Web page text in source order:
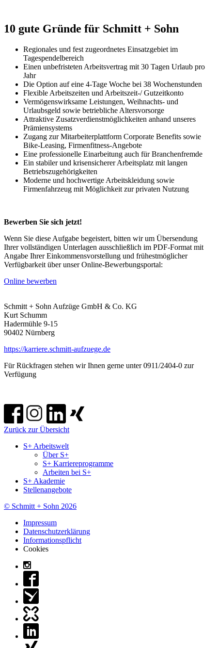
10 gute Gründe für Schmitt + Sohn
Regionales und fest zugeordnetes Einsatzgebiet im
Tagespendelbereich
Einen unbefristeten Arbeitsvertrag mit 30 Tagen Urlaub pro
Jahr
Die Option auf eine 4-Tage Woche bei 38 Wochenstunden
Flexible Arbeitszeiten und Arbeitszeit-/ Gutzeitkonto
Vermögenswirksame Leistungen, Weihnachts- und
Urlaubsgeld sowie betriebliche Altersvorsorge
Attraktive Zusatzverdienstmöglichkeiten anhand unseres
Prämiensystems
Zugang zur Mitarbeiterplattform Corporate Benefits sowie
Bike-Leasing, Firmenfitness-Angebote
Eine professionelle Einarbeitung auch für Branchenfremde
Ein stabiler und krisensicherer Arbeitsplatz mit langen
Betriebszugehörigkeiten
Moderne und hochwertige Arbeitskleidung sowie
Firmenfahrzeug mit Möglichkeit zur privaten Nutzung
Bewerben Sie sich jetzt!
Wenn Sie diese Aufgabe begeistert, bitten wir um Übersendung
Ihrer vollständigen Unterlagen ausschließlich im PDF-Format mit
Angabe Ihrer Einkommensvorstellung und frühestmöglicher
Verfügbarkeit über unser Online-Bewerbungsportal:
Online bewerben
Schmitt + Sohn Aufzüge GmbH & Co. KG
Kurt Schumm
Hadermühle 9-15
90402 Nürnberg
https://karriere.schmitt-aufzuege.de
Für Rückfragen stehen wir Ihnen gerne unter 0911/2404-0 zur
Verfügung
Zurück zur Übersicht
S+ Arbeitswelt
Über S+
S+ Karriereprogramme
Arbeiten bei S+
S+ Akademie
Stellenangebote
© Schmitt + Sohn 2026
Impressum
Datenschutzerklärung
Informationspflicht
Cookies